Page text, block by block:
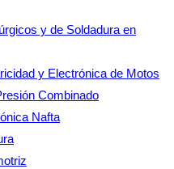
y de Soldadura en
y Electrónica de Motos
Combinado
Nafta